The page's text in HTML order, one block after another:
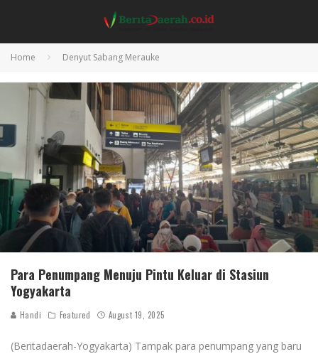
Home Denyut Sabang Merauke
Para Penumpang Menuju Pintu Keluar di Stasiun
Yogyakarta
Handi Featured August 19, 2025
(Beritadaerah-Yogyakarta) Tampak para penumpang yang baru